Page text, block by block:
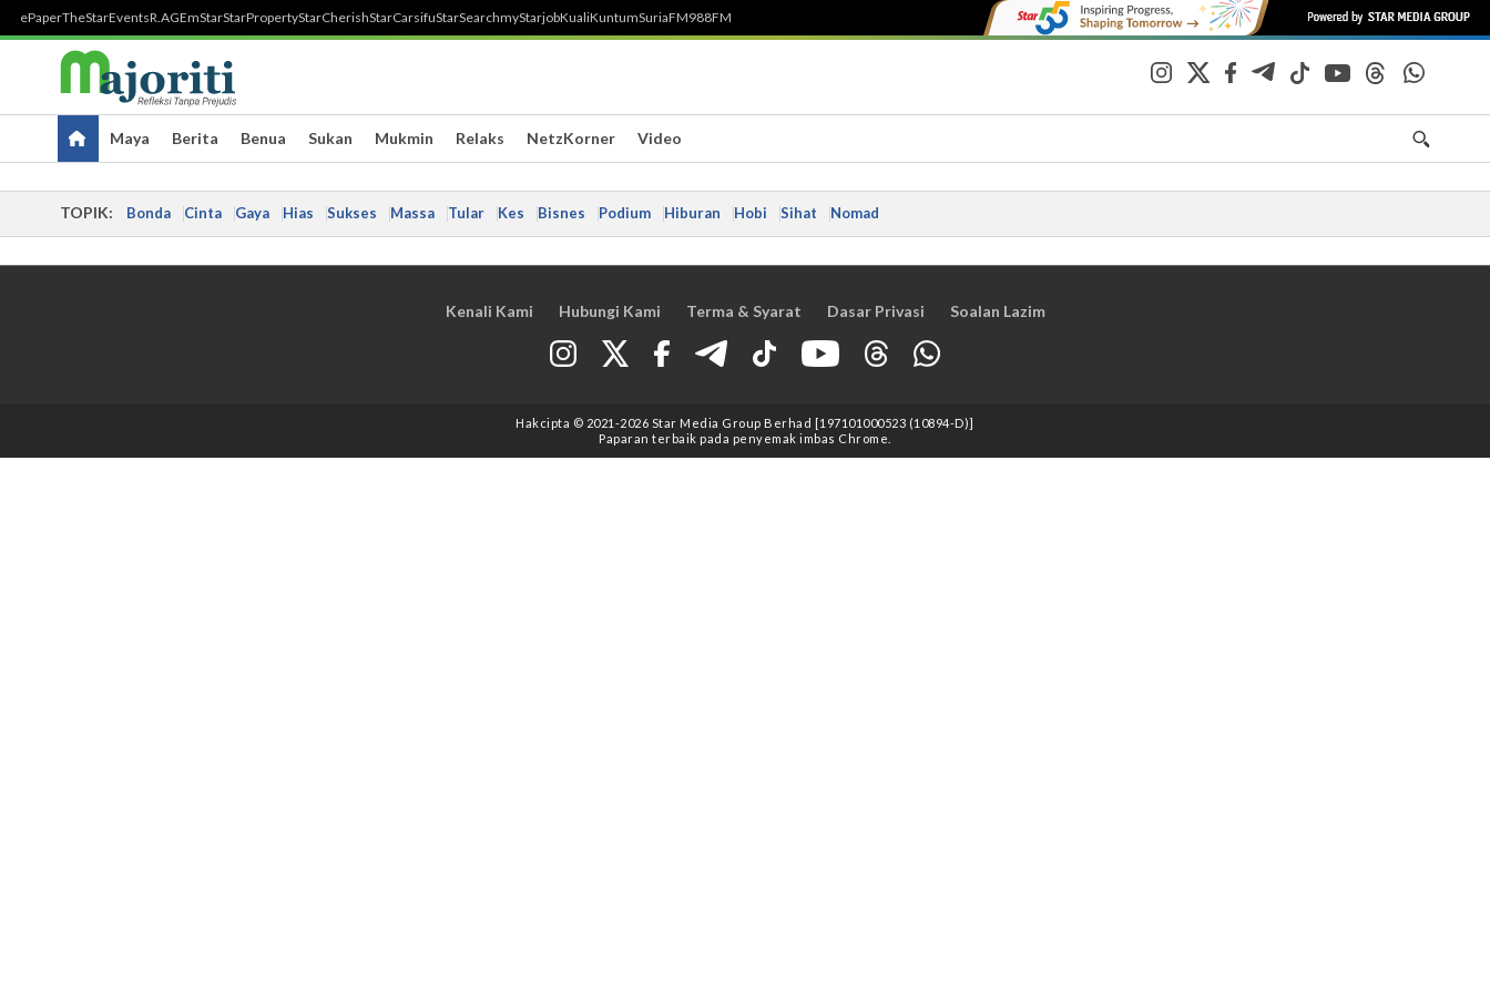
ePaperTheStarEventsR.AGEmStarStarPropertyStarCherishStarCarsifuStarSearchmyStarjobKualiKuntumSuriaFM988FM
Maya Berita Benua Sukan Mukmin Relaks NetzKorner Video
TOPIK: Bonda Cinta Gaya Hias Sukses Massa Tular Kes Bisnes Podium Hiburan Hobi Sihat Nomad
Kenali Kami Hubungi Kami Terma & Syarat Dasar Privasi Soalan Lazim
Hakcipta © 2021 -2026 Star Media Group Berhad [197101000523 (10894-D)]
Paparan terbaik pada penyemak imbas Chrome.